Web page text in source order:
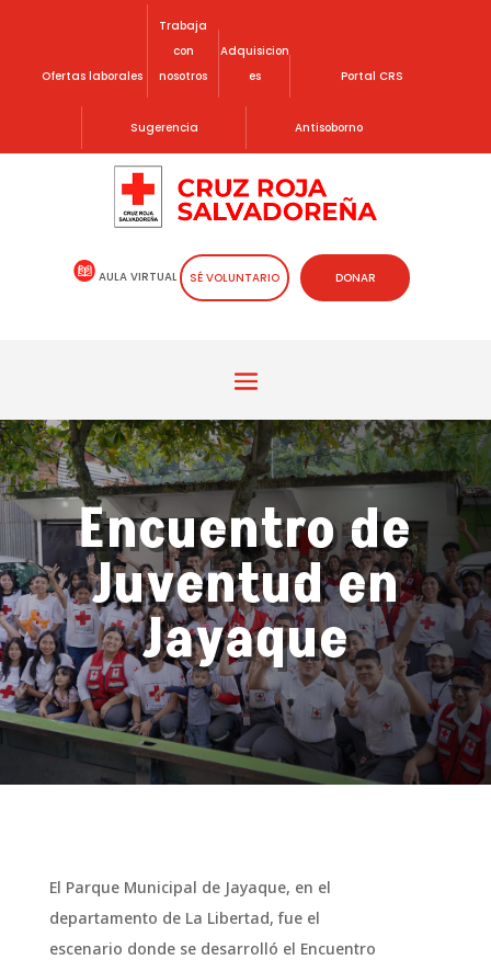
Ofertas laborales
Trabaja
con
nosotros
Adquisicion
es
Portal CRS
Sugerencia Antisoborno
AULA VIRTUAL SÉ VOLUNTARIO DONAR
Encuentro de
Juventud en
Jayaque
El Parque Municipal de Jayaque, en el
departamento de La Libertad, fue el
escenario donde se desarrolló el Encuentro